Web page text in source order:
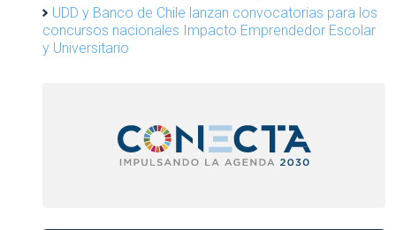
UDD y Banco de Chile lanzan convocatorias para los
concursos nacionales Impacto Emprendedor Escolar
y Universitario